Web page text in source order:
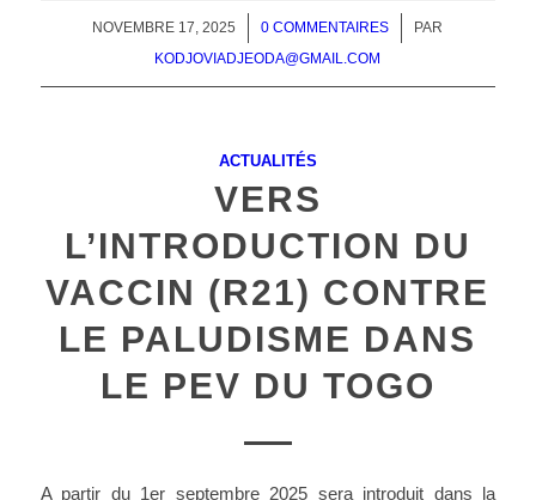
NOVEMBRE 17, 2025
/ 0 COMMENTAIRES
/
PAR
KODJOVIADJEODA@GMAIL.COM
ACTUALITÉS
VERS
L’INTRODUCTION DU
VACCIN (R21) CONTRE
LE PALUDISME DANS
LE PEV DU TOGO
A partir du 1er septembre 2025 sera introduit dans la